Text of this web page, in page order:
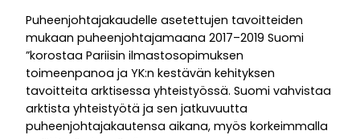
Puheenjohtajakaudelle asetettujen tavoitteiden
mukaan puheenjohtajamaana 2017–2019 Suomi
”korostaa Pariisin ilmastosopimuksen
toimeenpanoa ja YK:n kestävän kehityksen
tavoitteita arktisessa yhteistyössä. Suomi vahvistaa
arktista yhteistyötä ja sen jatkuvuutta
puheenjohtajakautensa aikana, myös korkeimmalla